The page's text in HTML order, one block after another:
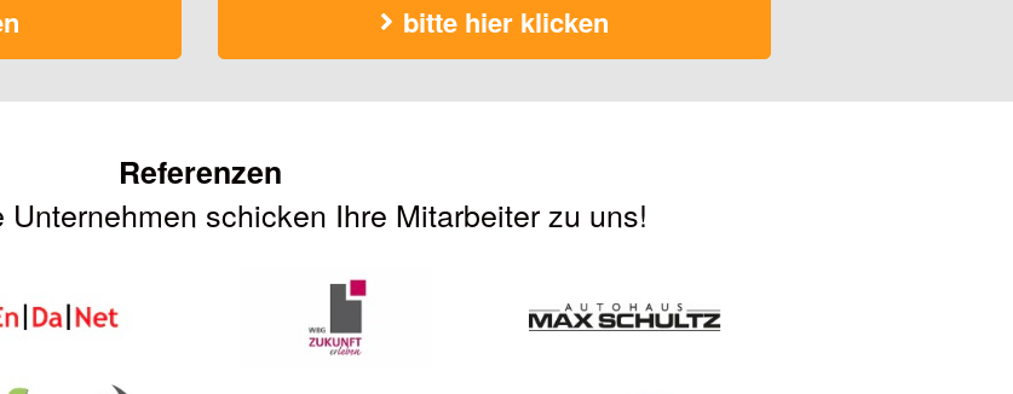
bitte hier klicken
Referenzen
schicken Ihre Mitarbeiter zu uns!